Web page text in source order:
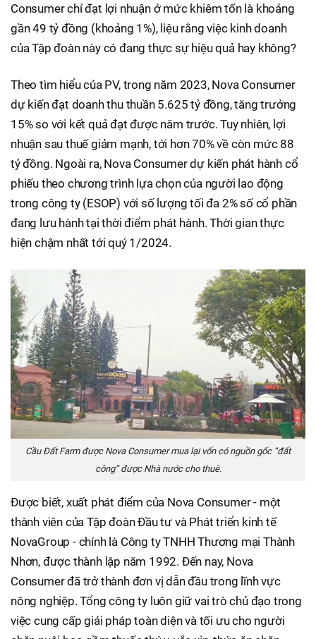
Consumer chỉ đạt lợi nhuận ở mức khiêm tốn là khoảng
gần 49 tỷ đồng (khoảng 1%), liệu rằng việc kinh doanh
của Tập đoàn này có đang thực sự hiệu quả hay không?
Theo tìm hiểu của PV, trong năm 2023, Nova Consumer
dự kiến đạt doanh thu thuần 5.625 tỷ đồng, tăng trưởng
15% so với kết quả đạt được năm trước. Tuy nhiên, lợi
nhuận sau thuế giảm mạnh, tới hơn 70% về còn mức 88
tỷ đồng. Ngoài ra, Nova Consumer dự kiến phát hành cổ
phiếu theo chương trình lựa chọn của người lao động
trong công ty (ESOP) với số lượng tối đa 2% số cổ phần
đang lưu hành tại thời điểm phát hành. Thời gian thực
hiện chậm nhất tới quý 1/2024.
Cầu Đất Farm được Nova Consumer mua lại vốn có nguồn gốc “đất
công” được Nhà nước cho thuê.
Được biết, xuất phát điểm của Nova Consumer - một
thành viên của Tập đoàn Đầu tư và Phát triển kinh tế
NovaGroup - chính là Công ty TNHH Thương mại Thành
Nhơn, được thành lập năm 1992. Đến nay, Nova
Consumer đã trở thành đơn vị dẫn đầu trong lĩnh vực
nông nghiệp. Tổng công ty luôn giữ vai trò chủ đạo trong
việc cung cấp giải pháp toàn diện và tối ưu cho người